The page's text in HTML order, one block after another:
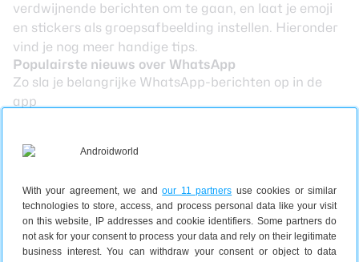
With your agreement, we andour 11 partners use cookies or similar
technologies to store, access, and process personal data like your visit
on this website, IP addresses and cookie identifiers. Some partners do
not ask for your consent to process your data and rely on their legitimate
business interest. You can withdraw your consent or object to data
verdwijnende berichten om te gaan, en laat je emoji
en stickers als groepsafbeelding instellen. Hieronder
vind je nog meer handige tips.
Populairste nieuws over WhatsApp
Zo sla je belangrijke WhatsApp-berichten op in de
app
De inhoud van WhatsApp-meldingen verbergen
bekijkt?
3 manieren om stiekem en ongemerkt WhatsApp-
berichten te lezen